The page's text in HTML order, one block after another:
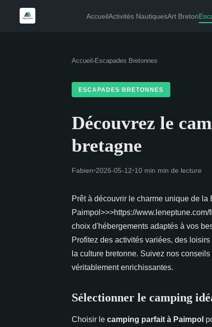
AccueilActivités NautiquesArt Breton
Accueil ›Escapades Bretonnes
ESCAPADES BRETONNES
Découvrez le
bretagne
Fabien•2026-05-12•10 min min de lecture
Prêt à découvrir le charme unique de
Paimpol>>>https://
choix d'hébergements adaptés à vos
Profitez des activités variées, des
la culture bretonne. Suivez nos
véritablement enrichissantes.
Sélectionner le camping
Choisir le camping parfait à Paimpol